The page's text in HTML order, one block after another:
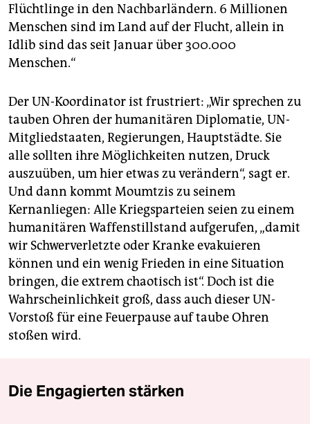
Flüchtlinge in den Nachbarländern. 6 Millionen
Menschen sind im Land auf der Flucht, allein in
Idlib sind das seit Januar über 300.000
Menschen.“
Der UN-Koordinator ist frustriert: „Wir sprechen zu
tauben Ohren der humanitären Diplomatie, UN-
Mitgliedstaaten, Regierungen, Hauptstädte. Sie
alle sollten ihre Möglichkeiten nutzen, Druck
auszuüben, um hier etwas zu verändern“, sagt er.
Und dann kommt Moumtzis zu seinem
Kernanliegen: Alle Kriegsparteien seien zu einem
humanitären Waffenstillstand aufgerufen, „damit
wir Schwerverletzte oder Kranke evakuieren
können und ein wenig Frieden in eine Situation
bringen, die extrem chaotisch ist“. Doch ist die
Wahrscheinlichkeit groß, dass auch dieser UN-
Vorstoß für eine Feuerpause auf taube Ohren
stoßen wird.
Die Engagierten stärken